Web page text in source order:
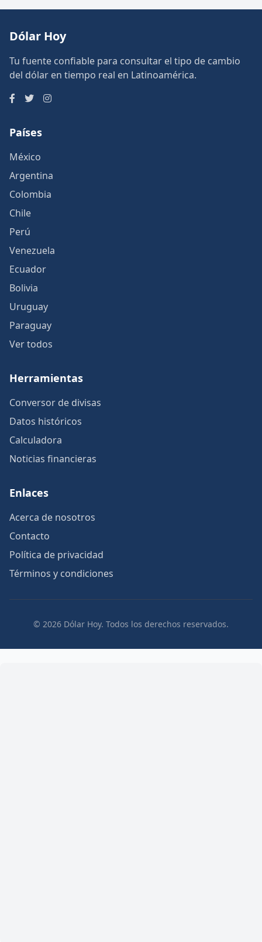
Dólar Hoy
Tu fuente confiable para consultar el tipo de cambio
del dólar en tiempo real en Latinoamérica.
Países
México
Argentina
Colombia
Chile
Perú
Venezuela
Ecuador
Bolivia
Uruguay
Paraguay
Ver todos
Herramientas
Conversor de divisas
Datos históricos
Calculadora
Noticias financieras
Enlaces
Acerca de nosotros
Contacto
Política de privacidad
Términos y condiciones
© 2026 Dólar Hoy. Todos los derechos reservados.